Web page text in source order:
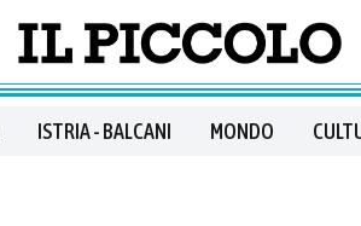
ISTRIA - BALCANI MONDO